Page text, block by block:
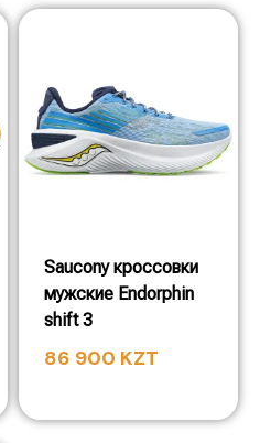
Saucony кроссовки
мужские Endorphin
shift 3
86 900 KZT